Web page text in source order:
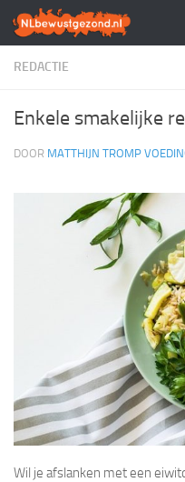
Doorgaan naar inhoud
REDACTIE
Enkele smakelijke
DOOR MATTHIJN TROMP
Wil je afslanken met een